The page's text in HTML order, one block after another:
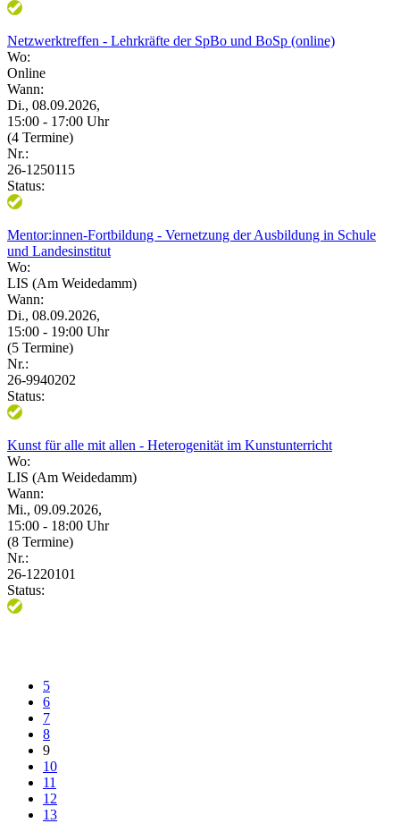
Netzwerktreffen - Lehrkräfte der SpBo und BoSp (online)
Wo:
Online
Wann:
Di., 08.09.2026,
15:00 - 17:00 Uhr
(4 Termine)
Nr.:
26-1250115
Status:
Mentor:innen-Fortbildung - Vernetzung der Ausbildung in Schule
und Landesinstitut
Wo:
LIS (Am Weidedamm)
Wann:
Di., 08.09.2026,
15:00 - 19:00 Uhr
(5 Termine)
Nr.:
26-9940202
Status:
Kunst für alle mit allen - Heterogenität im Kunstunterricht
Wo:
LIS (Am Weidedamm)
Wann:
Mi., 09.09.2026,
15:00 - 18:00 Uhr
(8 Termine)
Nr.:
26-1220101
Status:
5
6
7
8
9
10
11
12
13